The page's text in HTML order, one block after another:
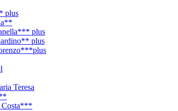
plus
plus
plus
Teresa
Costa***